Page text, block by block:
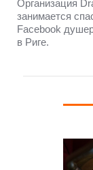
Организация
занимается
Facebook
в Риге.